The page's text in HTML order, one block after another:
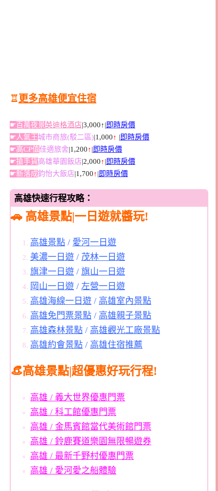
♖ 更多高雄便宜住宿
☛百萬夜景英迪格酒店|3,000↑|即時房價
☛人氣王城市商旅(駁二區)|1,000↑ |即時房價
☛高CP值佳適旅舍|1,200↑|即時房價
☛搶手貨高雄華園飯店|2,000↑|即時房價
☛新落成鈞怡大飯店|1,700↑|即時房價
高雄快速行程攻略：
🚗 高雄景點|一日遊就醬玩!
高雄景點 / 愛河一日遊
美濃一日遊 / 茂林一日遊
旗津一日遊 / 旗山一日遊
岡山一日遊 / 左營一日遊
高雄海線一日遊 / 高雄室內景點
高雄免門票景點 / 高雄親子景點
高雄森林景點 / 高雄觀光工廠景點
高雄約會景點 / 高雄住宿推薦
👒高雄景點|超優惠好玩行程!
高雄 / 義大世界優惠門票
高雄 / 科工館優惠門票
高雄 / 金馬賓館當代美術館門票
高雄 / 鈴鹿賽道樂園無限暢遊券
高雄 / 最新千野村優惠門票
高雄 / 愛河愛之船體驗